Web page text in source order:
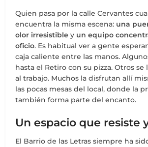
Quien pasa por la calle Cervantes
encuentra la misma escena: una
olor irresistible y un equipo
oficio. Es habitual ver a gente
caja caliente entre las manos.
hasta el Retiro con su pizza. Otros se
al trabajo. Muchos la disfrutan allí
las pocas mesas del local, donde la
también forma parte del encanto.
Un espacio que resiste
El Barrio de las Letras siempre ha